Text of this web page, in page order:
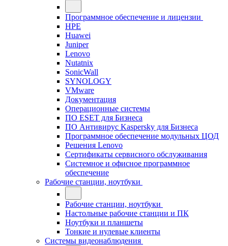
Программное обеспечение и лицензии
HPE
Huawei
Juniper
Lenovo
Nutatnix
SonicWall
SYNOLOGY
VMware
Документация
Операционные системы
ПО ESET для Бизнеса
ПО Антивирус Kaspersky для Бизнеса
Программное обеспечение модульных ЦОД
Решения Lenovo
Сертификаты сервисного обслуживания
Системное и офисное программное
обеспечение
Рабочие станции, ноутбуки
Рабочие станции, ноутбуки
Настольные рабочие станции и ПК
Ноутбуки и планшеты
Тонкие и нулевые клиенты
Системы видеонаблюдения